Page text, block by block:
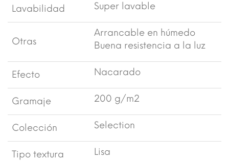
Lavabilidad Super lavable
Otras
Arrancable en húmedo
Buena resistencia a la luz
Efecto Nacarado
Gramaje 200 g/m2
Colección Selection
Tipo textura Lisa